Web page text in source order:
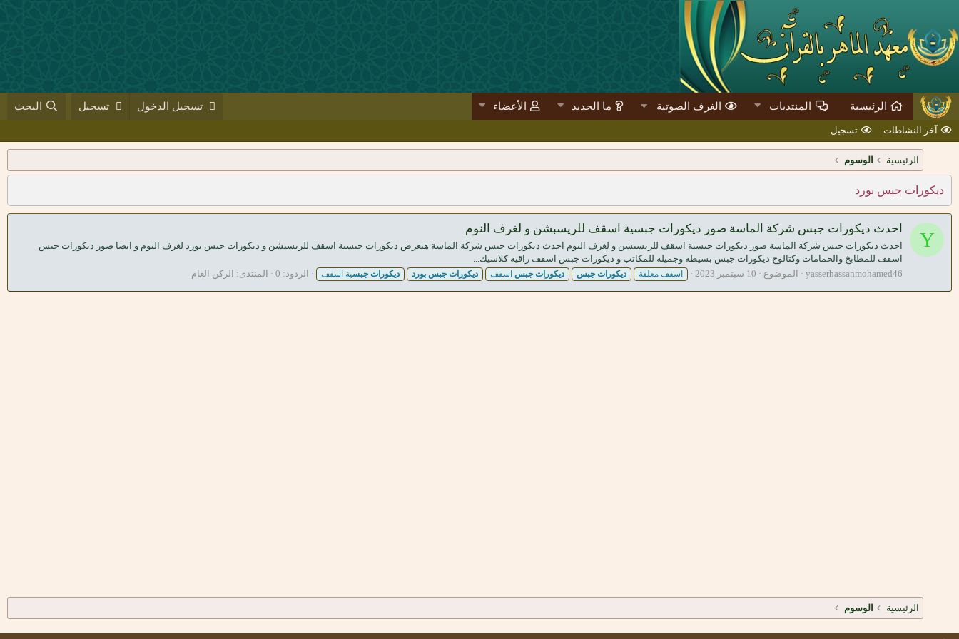
الرئيسية المنتديات الغرف الصوتية ما الجديد الأعضاء تسجيل الدخول تسجيل البحث
آخر النشاطات تسجيل
الرئيسية الوسوم
ديكورات جبس بورد
Y احدث ديكورات جبس شركة الماسة صور ديكورات جبسية اسقف للريسبشن و لغرف النوم
احدث ديكورات جبس شركة الماسة صور ديكورات جبسية اسقف للريسبشن و لغرف النوم احدث ديكورات جبس شركة الماسة هنعرض ديكورات جبسية اسقف للريسبشن و ديكورات جبس بورد لغرف النوم و ايضا صور ديكورات جبس
اسقف للمطابخ والحمامات وكتالوج ديكورات جبس بسيطة وجميلة للمكاتب و ديكورات جبس اسقف راقية كلاسيك...
yasserhassanmohamed46
الموضوع 10 سبتمبر 2023 اسقف معلقة ديكورات جبس ديكورات جبس اسقف ديكورات جبس بورد ديكورات جبسية اسقف الردود: 0 المنتدى: الركن العام
الرئيسية الوسوم